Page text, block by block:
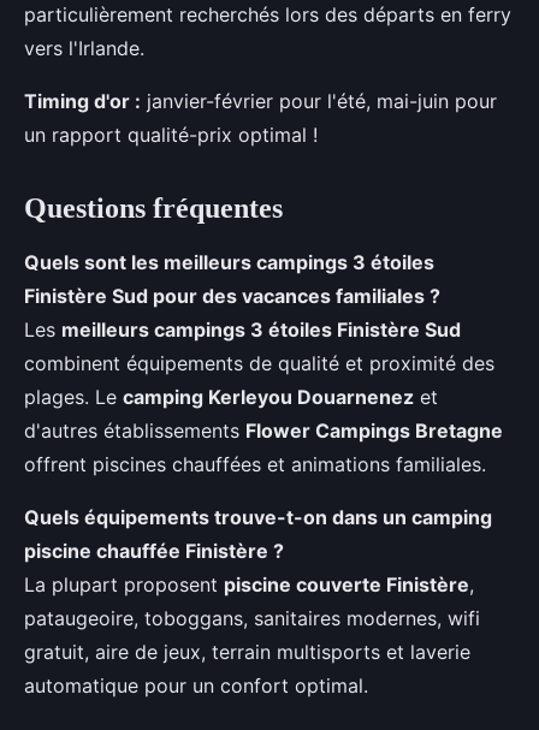
particulièrement recherchés lors des départs en ferry
vers l'Irlande.
Timing d'or : janvier-février pour l'été, mai-juin pour
un rapport qualité-prix optimal !
Questions fréquentes
Quels sont les meilleurs campings 3 étoiles
Finistère Sud pour des vacances familiales ?
Les meilleurs campings 3 étoiles Finistère Sud
combinent équipements de qualité et proximité des
plages. Le camping Kerleyou Douarnenez et
d'autres établissements Flower Campings Bretagne
offrent piscines chauffées et animations familiales.
Quels équipements trouve-t-on dans un camping
piscine chauffée Finistère ?
La plupart proposent piscine couverte Finistère,
pataugeoire, toboggans, sanitaires modernes, wifi
gratuit, aire de jeux, terrain multisports et laverie
automatique pour un confort optimal.